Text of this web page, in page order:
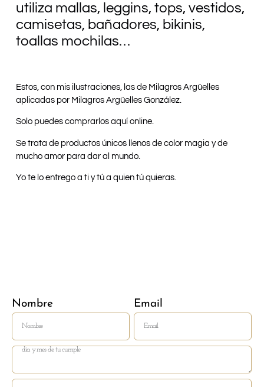
utiliza mallas, leggins, tops, vestidos,
camisetas, bañadores, bikinis,
toallas mochilas…
Estos, con mis ilustraciones, las de Milagros Argüelles
aplicadas por Milagros Argüelles González.
Solo puedes comprarlos aquí online.
Se trata de productos únicos llenos de color magia y de
mucho amor para dar al mundo.
Yo te lo entrego a ti y tú a quien tú quieras.
Nombre Email